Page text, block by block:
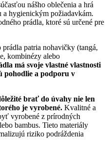
nášho oblečenia a hrá
hygienickým požiadavkám.
prádla, ktoré sú určené pre
patria nohavičky (tangá,
kombinézy alebo
má svoje vlastné vlastnosti
pohodlie a podporu v
brať do úvahy nie len
je vyrobené. Kvalitné a
vyrobené z prírodných
bambus. Tieto materiály
riziko podráždenia